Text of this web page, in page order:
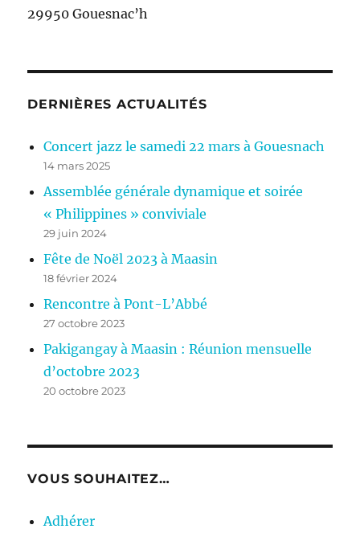
29950 Gouesnac’h
DERNIÈRES ACTUALITÉS
Concert jazz le samedi 22 mars à Gouesnach
14 mars 2025
Assemblée générale dynamique et soirée
« Philippines » conviviale
29 juin 2024
Fête de Noël 2023 à Maasin
18 février 2024
Rencontre à Pont-L’Abbé
27 octobre 2023
Pakigangay à Maasin : Réunion mensuelle
d’octobre 2023
20 octobre 2023
VOUS SOUHAITEZ…
Adhérer